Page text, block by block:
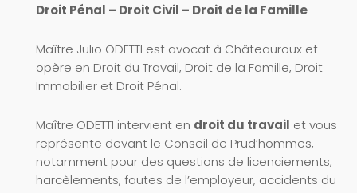
Droit Pénal – Droit Civil – Droit de la Famille
Maître Julio ODETTI est avocat à Châteauroux et
opère en Droit du Travail, Droit de la Famille, Droit
Immobilier et Droit Pénal.
Maître ODETTI intervient en droit du travail et vous
représente devant le Conseil de Prud’hommes,
notamment pour des questions de licenciements,
harcèlements, fautes de l’employeur, accidents du